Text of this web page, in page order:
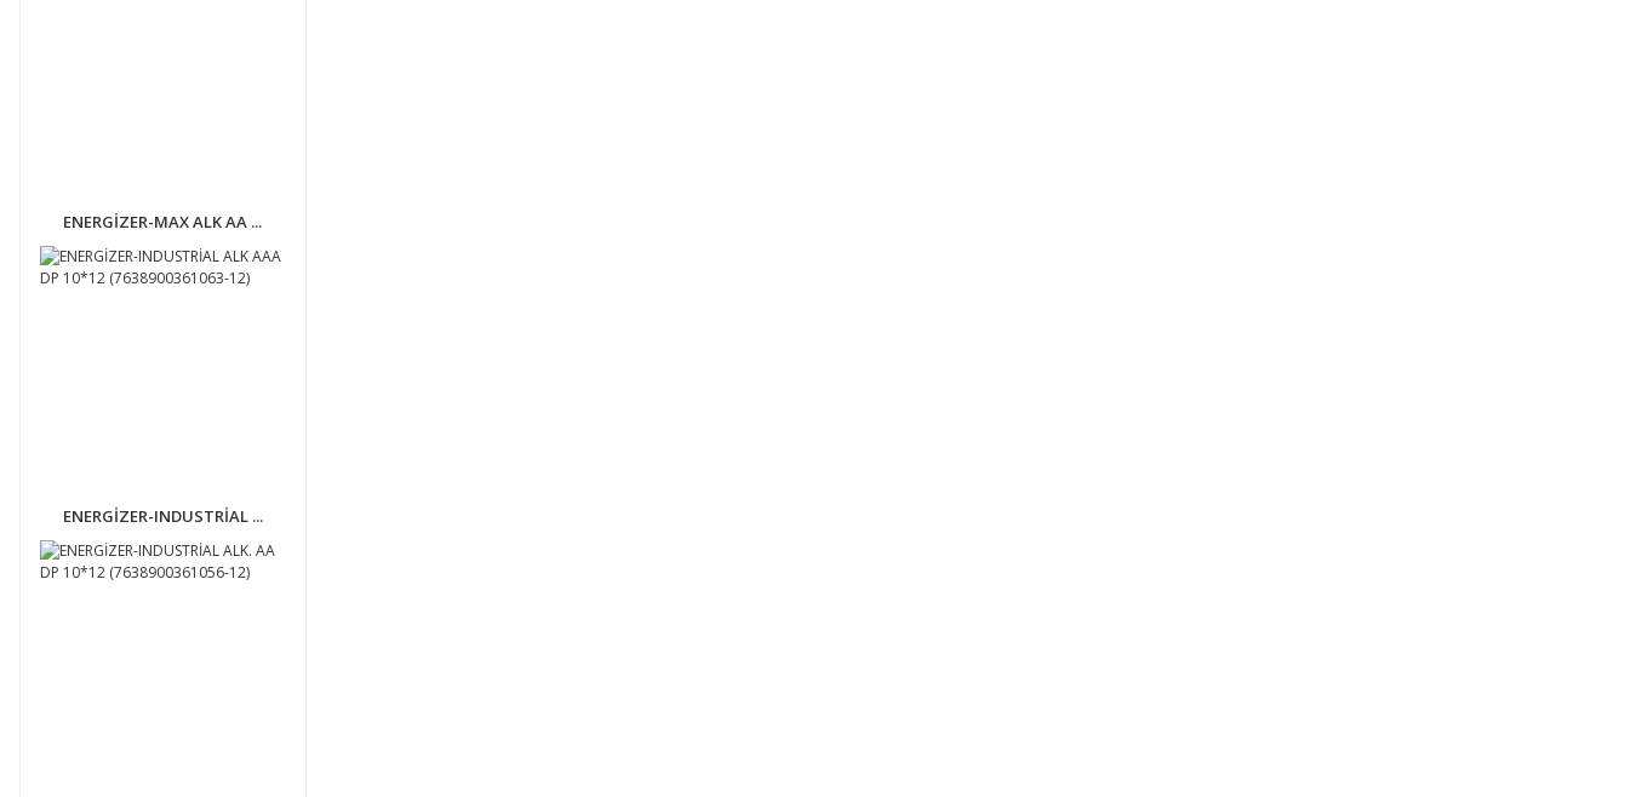
ENERGİZER-MAX ALK AA ...
ENERGİZER-INDUSTRİAL ...